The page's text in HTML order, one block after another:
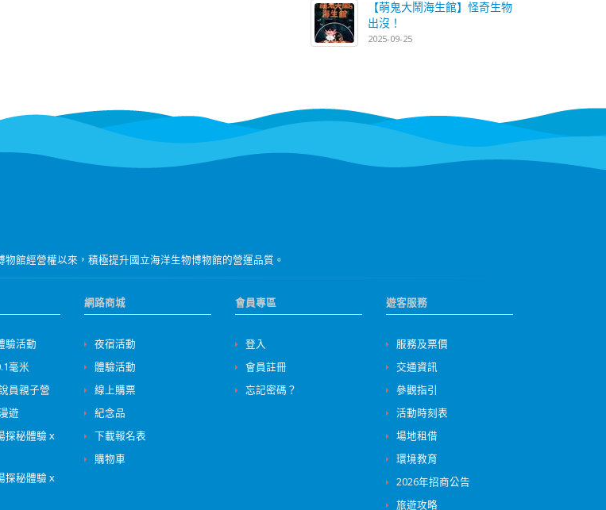
【萌鬼大鬧海生館】怪奇生物
出沒！
2025-09-25
館經營權以來，積極提升國立海洋生物博物館的營運品質。
驗活動
毫米
員親子營
遊
探秘體驗ｘ
探秘體驗ｘ
網路商城
夜宿活動
體驗活動
線上購票
紀念品
下載報名表
購物車
會員專區
登入
會員註冊
忘記密碼？
遊客服務
服務及票價
交通資訊
參觀指引
活動時刻表
場地租借
環境教育
2026年招商公告
旅遊攻略